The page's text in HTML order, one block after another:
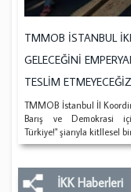
TMMOB İSTANBUL
GELECEĞİNİ
TESLİM
TMMOB İstanbul İl
Barış ve Demokrasi
Türkiye!" şiarıyla kitllesel bir
İKK Haberleri